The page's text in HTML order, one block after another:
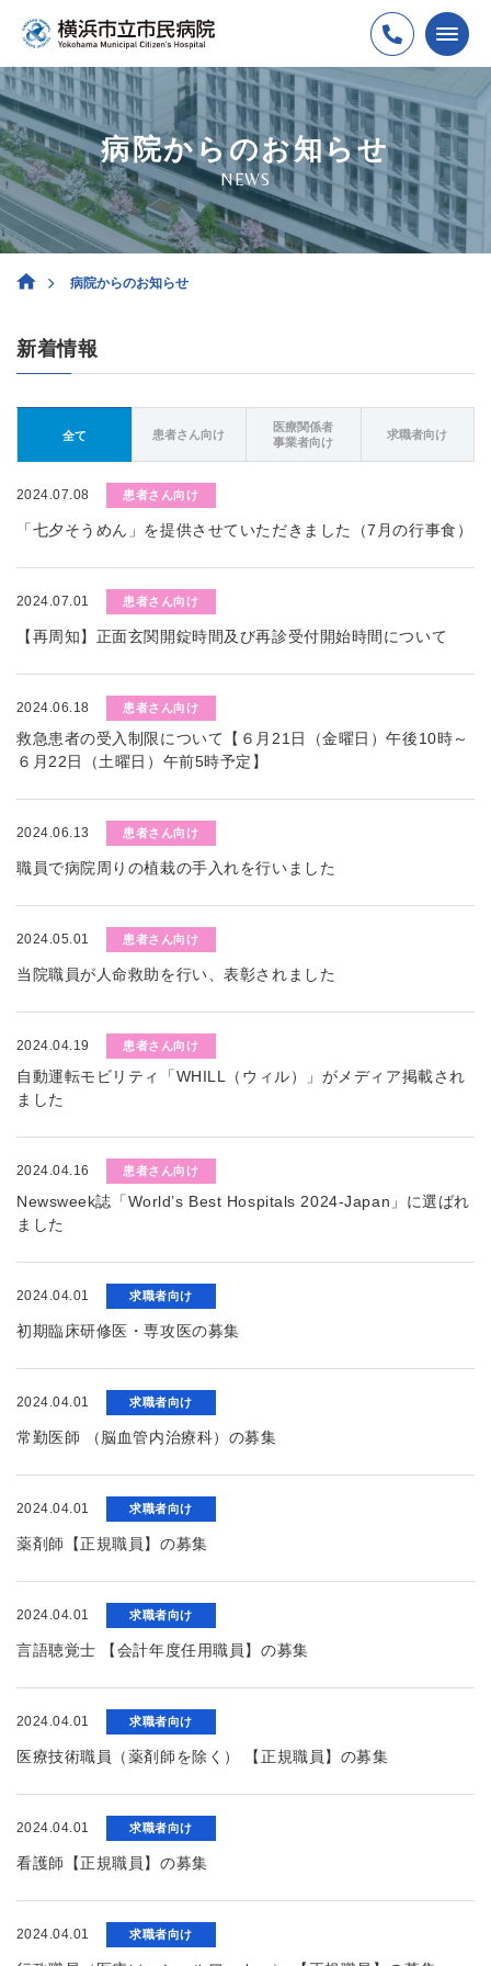
病院からのお知らせ
NEWS
病院からのお知らせ
新着情報
全て 患者さん向け
医療関係者
事業者向け
求職者向け
2024.07.08 患者さん向け
「七夕そうめん」を提供させていただきました（7月の行事食）
2024.07.01 患者さん向け
【再周知】正面玄関開錠時間及び再診受付開始時間について
2024.06.18 患者さん向け
救急患者の受入制限について【６月21日（金曜日）午後10時～
６月22日（土曜日）午前5時予定】
2024.06.13 患者さん向け
職員で病院周りの植栽の手入れを行いました
2024.05.01 患者さん向け
当院職員が人命救助を行い、表彰されました
2024.04.19 患者さん向け
自動運転モビリティ「WHILL（ウィル）」がメディア掲載され
ました
2024.04.16 患者さん向け
Newsweek誌「World’s Best Hospitals 2024-Japan」に選ばれ
ました
2024.04.01 求職者向け
初期臨床研修医・専攻医の募集
2024.04.01 求職者向け
常勤医師 （脳血管内治療科）の募集
2024.04.01 求職者向け
薬剤師【正規職員】の募集
2024.04.01 求職者向け
言語聴覚士 【会計年度任用職員】の募集
2024.04.01 求職者向け
医療技術職員（薬剤師を除く） 【正規職員】の募集
2024.04.01 求職者向け
看護師【正規職員】の募集
2024.04.01 求職者向け